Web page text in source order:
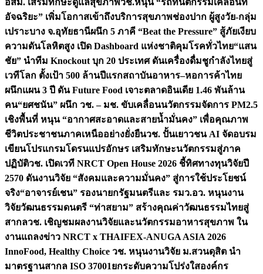
อสม. เสริมทักษะดูแลสุขภาพวช.หนุน “รถทันตกรรมเคลื่อนที่
อัจฉริยะ” เพิ่มโอกาสเข้าถึงบริการสุขภาพช่องปาก ผู้สูงวัย-กลุ่ม
เปราะบาง จ.อุทัยธานีผนึก 5 ภาคี “Beat the Pressure” สู้ภัยเงียบ
ความดันโลหิตสูง เปิด Dashboard แห่งชาติคุมโรคทั่วไทย“แสน
ชัย” นำทีม Knockout บุก 20 ประเทศ ดันเครื่องดื่มชูกำลังไทยสู่
เวทีโลก ตั้งเป้า 500 ล้านปีแรกสถาบันอาหาร–หอการค้าไทย
ผนึกแผน 3 ปี ดัน Future Food เจาะตลาดอินเดีย 1.46 พันล้าน
คน“ยศชนัน” ผนึก วช. – มช. ขับเคลื่อนนวัตกรรมจัดการ PM2.5
เชิงพื้นที่ หนุน “อากาศสะอาดและสายน้ำมั่นคง” เพื่อคุณภาพ
ชีวิตประชาชนภาคเหนืออย่างยั่งยืนวช. ปั้นเยาวชน AI จัดอบรม
เขียนโปรแกรมโดรนแปรอักษร เสริมทักษะนวัตกรรมสู่ภาค
ปฏิบัติวช. เปิดเวที NRCT Open House 2026 ชี้ทิศทางทุนวิจัยปี
2570 ดันงานวิจัย “สังคมและความมั่นคง” สู่การใช้ประโยชน์
จริง“อาจารย์เชน” รองนายกรัฐมนตรีและ รมว.อว. หนุนงาน
วิจัยวัฒนธรรมดนตรี “ท่าสยาม” สร้างคุณค่าวัฒนธรรมไทยสู่
สากลวช. เชิญชมผลงานวิจัยและนวัตกรรมอาหารสุขภาพ ใน
งานแถลงข่าว NRCT x THAIFEX-ANUGA ASIA 2026
InnoFood, Healthy Choice วช. หนุนงานวิจัย ม.สวนดุสิต นำ
มาตรฐานสากล ISO 37001ยกระดับความโปร่งใสองค์กร